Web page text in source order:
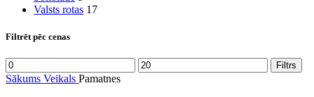
Valsts rotas 17
Filtrēt pēc cenas
Filtrs
Sākums Veikals Pamatnes